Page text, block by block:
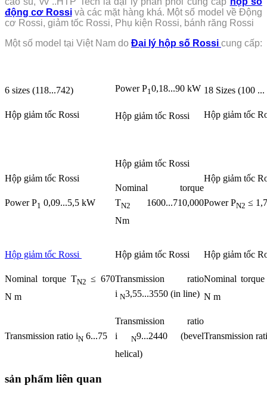
động cơ Rossi và các mặt hàng khá. Một số model về Động
cơ Rossi, giảm tốc Rossi, Phụ kiện Rossi, bánh răng Rossi
Một số model tại Việt Nam do Đại lý hộp số Rossi cung cấp:
6 sizes (118...742)
Hộp giảm tốc Rossi
Power P10,18...90 kW
Hộp giảm tốc Rossi
18 Sizes (100
Hộp giảm tốc
Hộp giảm tốc Rossi
Power P1 0,09...5,5 kW
Hộp giảm tốc Rossi
Nominal torque
TN2
1600...710,000
Nm
Hộp giảm tốc
Power PN2 ≤
Hộp giảm tốc Rossi
Nominal torque TN2 ≤ 670
N m
Hộp giảm tốc Rossi
Transmission ratio
i N3,55...3550 (in line)
Hộp giảm tốc
Nominal
N m
Transmission ratio iN 6...75
Transmission ratio
i N9...2440 (bevel
helical)
Transmission
sản phẩm liên quan